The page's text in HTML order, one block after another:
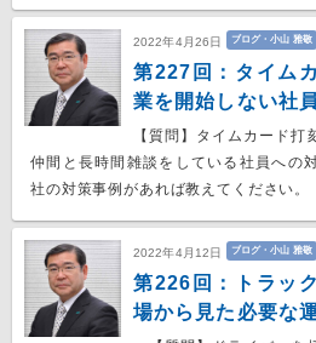
2022年4月26日 ブログ・小山 雅敬
第227回：タイム
業を開始しない社員
【質問】タイムカード打
仲間と長時間雑談をしている社員への
社の対策事例があれば教えてください
2022年4月12日 ブログ・小山 雅敬
第226回：トラッ
場から見た必要な